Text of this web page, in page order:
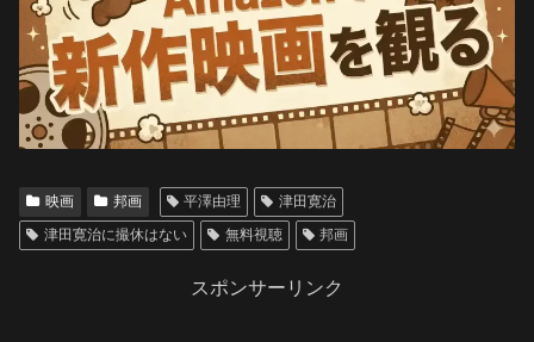
映画 邦画 平澤由理
津田寛治
津田寛治に撮休はない
無料視聴 邦画
スポンサーリンク